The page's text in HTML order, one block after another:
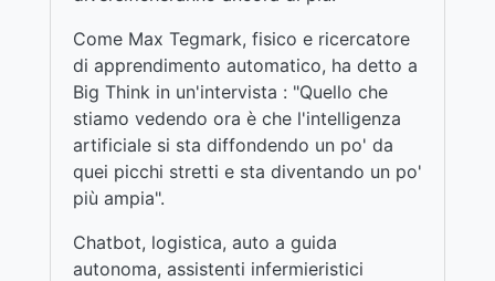
Come Max Tegmark, fisico e ricercatore
di apprendimento automatico, ha detto a
Big Think in un'intervista : "Quello che
stiamo vedendo ora è che l'intelligenza
artificiale si sta diffondendo un po' da
quei picchi stretti e sta diventando un po'
più ampia".
Chatbot, logistica, auto a guida
autonoma, assistenti infermieristici